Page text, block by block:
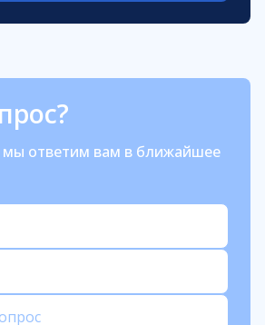
мы ответим вам в ближайшее